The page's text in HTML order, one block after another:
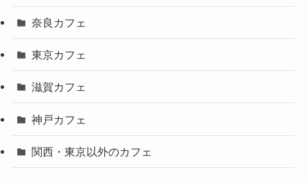
奈良カフェ
東京カフェ
滋賀カフェ
神戸カフェ
関西・東京以外のカフェ